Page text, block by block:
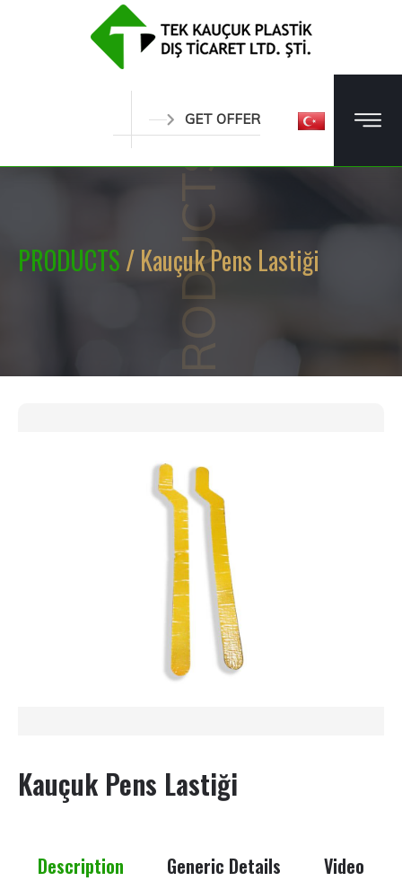
GET OFFER
PRODUCTS
PRODUCTS/ Kauçuk Pens Lastiği
Kauçuk Pens Lastiği
Description Generic Details
Video